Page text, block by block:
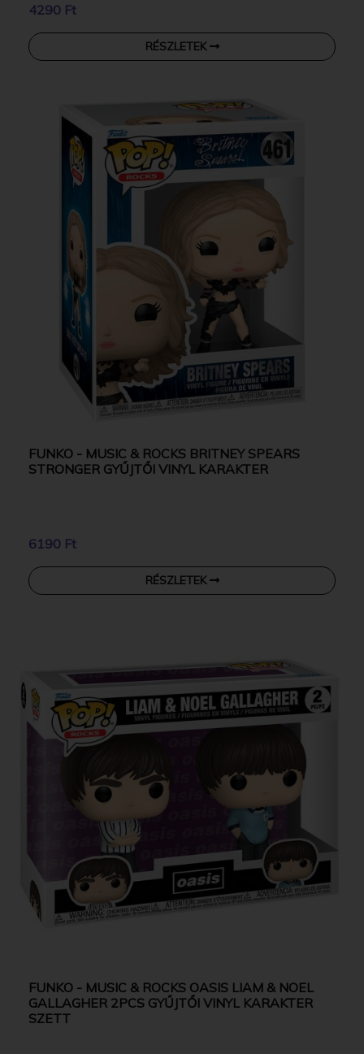
4290 Ft
RÉSZLETEK
FUNKO - MUSIC & ROCKS BRITNEY SPEARS
STRONGER GYŰJTŐI VINYL KARAKTER
6190 Ft
RÉSZLETEK
FUNKO - MUSIC & ROCKS OASIS LIAM & NOEL
GALLAGHER 2PCS GYŰJTŐI VINYL KARAKTER
SZETT